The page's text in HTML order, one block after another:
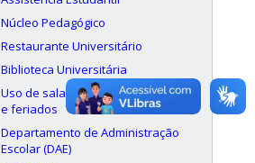
Núcleo Pedagógico
Restaurante Universitário
Biblioteca Universitária
Uso de salas aos finais de semana
e feriados
Departamento de Administração
Escolar (DAE)